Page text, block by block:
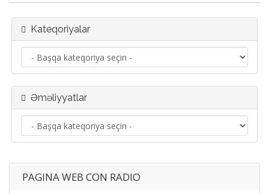
Kateqoriyalar
Əməliyyatlar
PAGINA WEB CON RADIO